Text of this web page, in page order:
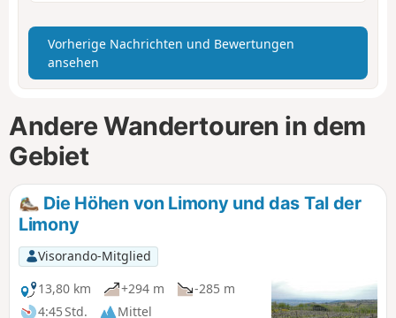
Vorherige Nachrichten und Bewertungen
ansehen
Andere Wandertouren in dem
Gebiet
Die Höhen von Limony und das Tal der
Limony
Visorando-Mitglied
13,80 km
+294 m
-285 m
4:45 Std.
Mittel